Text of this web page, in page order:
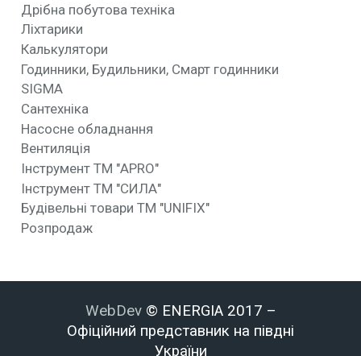
Дрібна побутова техніка
Ліхтарики
Калькулятори
Годинники, Будильники, Смарт годинники
SIGMA
Сантехніка
Насосне обладнання
Вентиляція
Інструмент ТМ "APRO"
Інструмент ТМ "СИЛА"
Будівельні товари ТМ "UNIFIX"
Розпродаж
WebDev © ENERGIA 2017 –
Офіційний представник на півдні
України